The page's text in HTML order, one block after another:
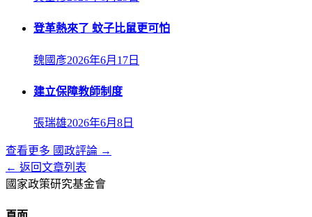
登革熱來了 蚊子比鼠更可怕
魏國彥2026年6月17日
建立保障教師制度
張瑞雄2026年6月8日
查看更多 國政評論 →
← 返回文章列表
國家政策研究基金會